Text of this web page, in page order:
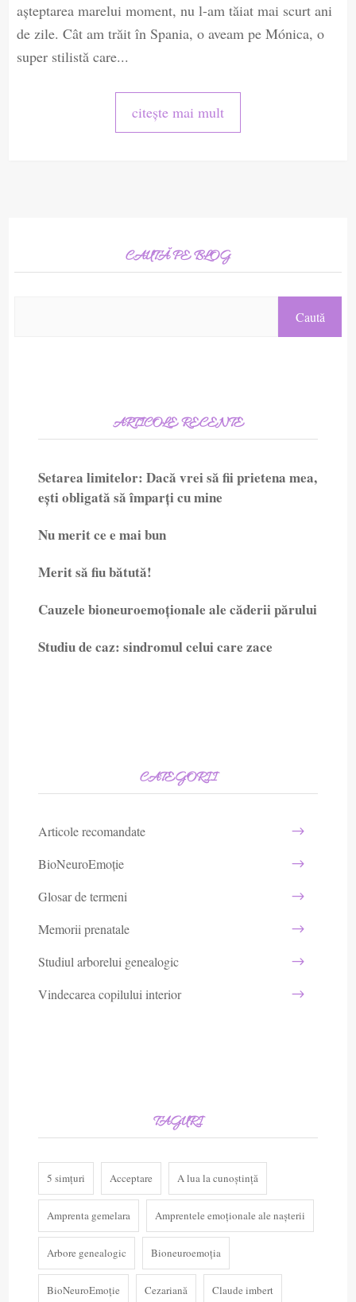
așteptarea marelui moment, nu l-am tăiat mai scurt ani
de zile. Cât am trăit în Spania, o aveam pe Mónica, o
super stilistă care...
citește mai mult
CAUTĂ PE BLOG
ARTICOLE RECENTE
Setarea limitelor: Dacă vrei să fii prietena mea,
ești obligată să împarți cu mine
Nu merit ce e mai bun
Merit să fiu bătută!
Cauzele bioneuroemoționale ale căderii părului
Studiu de caz: sindromul celui care zace
CATEGORII
Articole recomandate
BioNeuroEmoție
Glosar de termeni
Memorii prenatale
Studiul arborelui genealogic
Vindecarea copilului interior
TAGURI
5 simțuri Acceptare A lua la cunoștință
Amprenta gemelara Amprentele emoționale ale nașterii
Arbore genealogic Bioneuroemoția
BioNeuroEmoție Cezariană Claude imbert